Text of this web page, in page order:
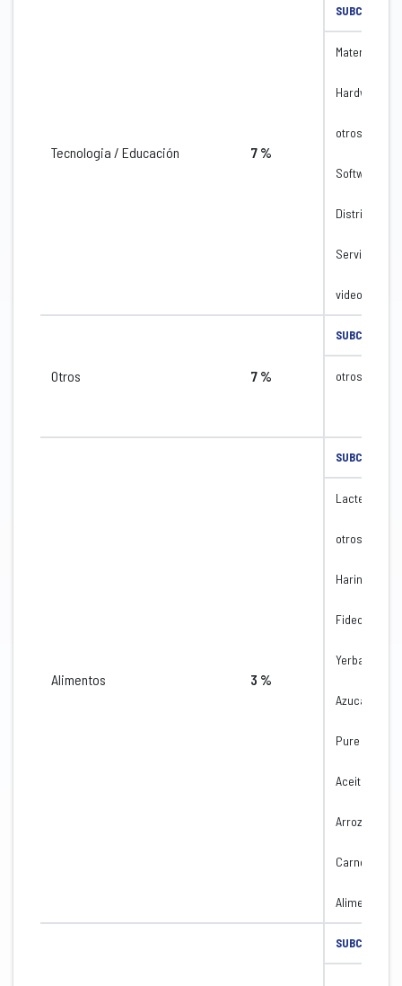
Tecnologia / Educación 7 %
Material
Hardware
otros
Software de
Distribución
Servidor
video
Otros 7 % otros
Alimentos 3 %
Lacteos
otros
Harinas
Fideos
Yerba mate
Azucar
Pure de
Aceites
Arroz
Carne
Alimentos